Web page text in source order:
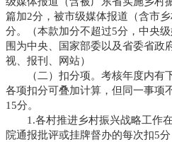
篇加2分，被市级媒体报道（含市
分。（本款加分不超过5分，中央
围为中央、国家部委以及省委省政
视、报刊、网站）
（二）扣分项。考核年度内有下
各项扣分可叠加计算，但同一事项
15分。
1.各村推进乡村振兴战略工作在
院通报批评或挂牌督办的每次扣5